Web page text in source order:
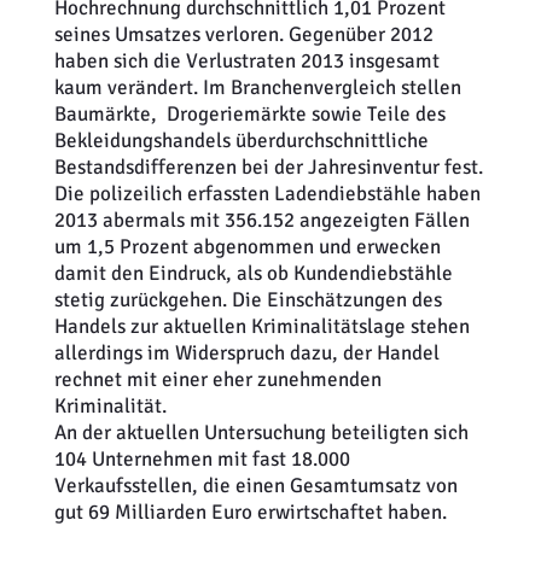
Hochrechnung durchschnittlich 1,01 Prozent
seines Umsatzes verloren. Gegenüber 2012
haben sich die Verlustraten 2013 insgesamt
kaum verändert. Im Branchenvergleich stellen
Baumärkte, Drogeriemärkte sowie Teile des
Bekleidungshandels überdurchschnittliche
Bestandsdifferenzen bei der Jahresinventur fest.
Die polizeilich erfassten Ladendiebstähle haben
2013 abermals mit 356.152 angezeigten Fällen
um 1,5 Prozent abgenommen und erwecken
damit den Eindruck, als ob Kundendiebstähle
stetig zurückgehen. Die Einschätzungen des
Handels zur aktuellen Kriminalitätslage stehen
allerdings im Widerspruch dazu, der Handel
rechnet mit einer eher zunehmenden
Kriminalität.
An der aktuellen Untersuchung beteiligten sich
104 Unternehmen mit fast 18.000
Verkaufsstellen, die einen Gesamtumsatz von
gut 69 Milliarden Euro erwirtschaftet haben.